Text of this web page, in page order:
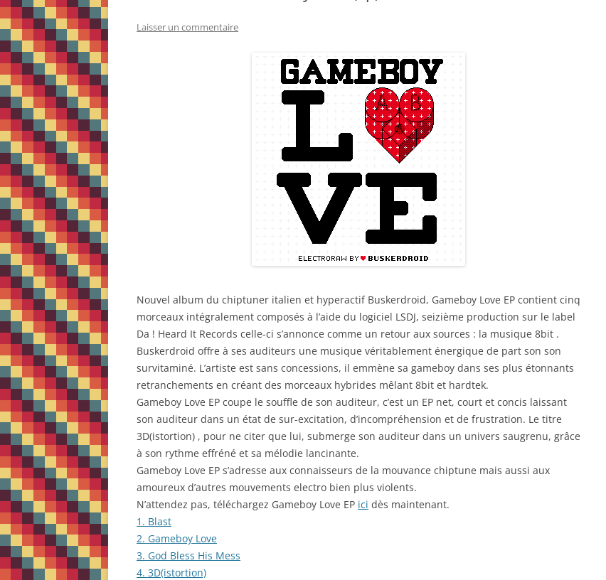
Laisser un commentaire
Nouvel album du chiptuner italien et hyperactif Buskerdroid, Gameboy Love EP contient cinq
morceaux intégralement composés à l’aide du logiciel LSDJ, seizième production sur le label
Da ! Heard It Records celle-ci s’annonce comme un retour aux sources : la musique 8bit .
Buskerdroid offre à ses auditeurs une musique véritablement énergique de part son son
survitaminé. L’artiste est sans concessions, il emmène sa gameboy dans ses plus étonnants
retranchements en créant des morceaux hybrides mêlant 8bit et hardtek.
Gameboy Love EP coupe le souffle de son auditeur, c’est un EP net, court et concis laissant
son auditeur dans un état de sur-excitation, d’incompréhension et de frustration. Le titre
3D(istortion) , pour ne citer que lui, submerge son auditeur dans un univers saugrenu, grâce
à son rythme effréné et sa mélodie lancinante.
Gameboy Love EP s’adresse aux connaisseurs de la mouvance chiptune mais aussi aux
amoureux d’autres mouvements electro bien plus violents.
N’attendez pas, téléchargez Gameboy Love EP ici dès maintenant.
1. Blast
2. Gameboy Love
3. God Bless His Mess
4. 3D(istortion)